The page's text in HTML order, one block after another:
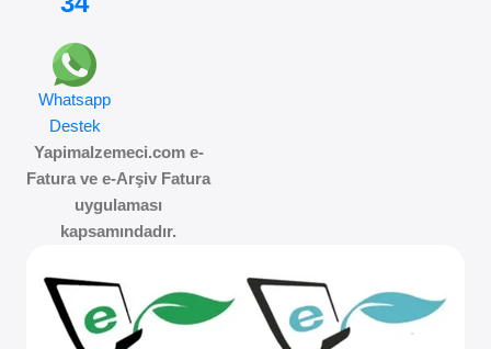
Whatsapp
Destek
Yapimalzemeci.com e-
Fatura ve e-Arşiv Fatura
uygulaması
kapsamındadır.